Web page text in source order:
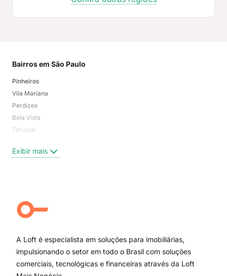
Bairros em São Paulo
Pinheiros
Vila Mariana
Perdizes
Bela Vista
Tatuapé
Centro
Campo Belo
Ipiranga
Paraíso
Itaim Bibi
Exibir mais
A Loft é especialista em soluções para imobiliárias,
impulsionando o setor em todo o Brasil com soluções
comerciais, tecnológicas e financeiras através da Loft